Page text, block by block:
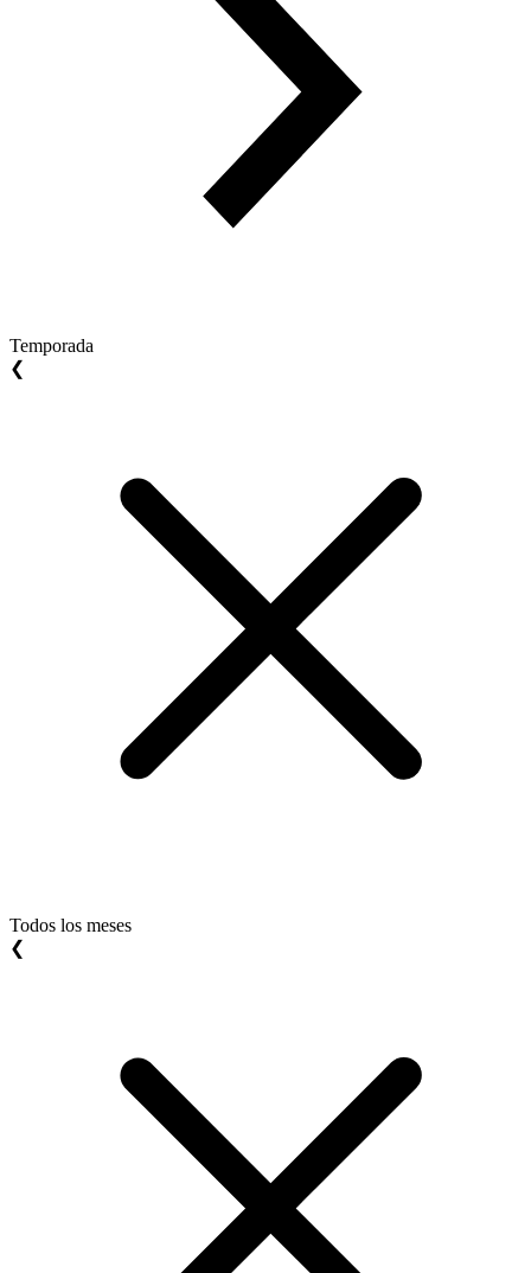
Temporada
❮
Todos los meses
❮